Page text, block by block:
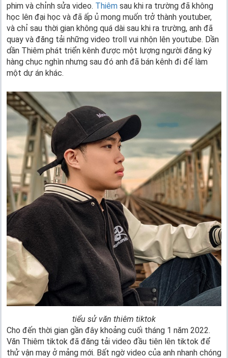
phim và chỉnh sửa video. Thiêm sau khi ra trường đã không
học lên đại học và đã ấp ủ mong muốn trở thành youtuber,
và chỉ sau thời gian không quá dài sau khi ra trường, anh đã
quay và đăng tải những video troll vui nhộn lên youtube. Dần
dần Thiêm phát triển kênh được một lượng người đăng ký
hàng chục nghìn nhưng sau đó anh đã bán kênh đi để làm
một dự án khác.
tiểu sử văn thiêm tiktok
Cho đến thời gian gần đây khoảng cuối tháng 1 năm 2022.
Văn Thiêm tiktok đã đăng tải video đầu tiên lên tiktok để
thử vận may ở mảng mới. Bất ngờ video của anh nhanh chóng